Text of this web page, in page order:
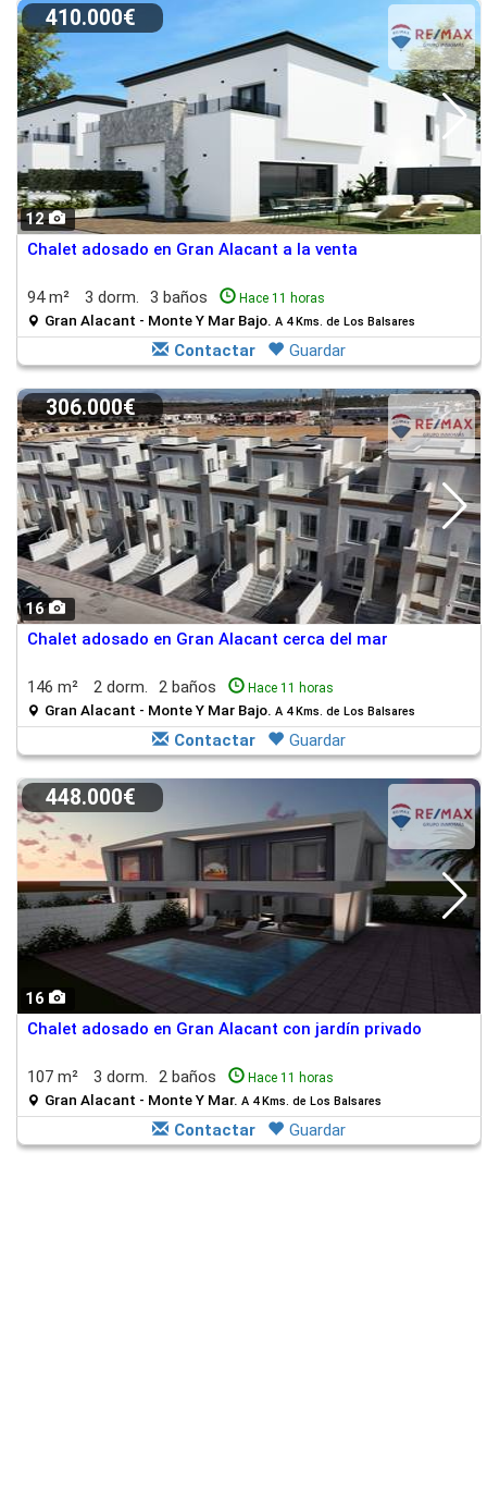
12
410.000€
Chalet adosado en Gran Alacant a la venta
94 m² 3 dorm. 3 baños Hace 11 horas
Gran Alacant - Monte Y Mar Bajo. A 4 Kms. de Los Balsares
Contactar Guardar
16
306.000€
Chalet adosado en Gran Alacant cerca del mar
146 m² 2 dorm. 2 baños Hace 11 horas
Gran Alacant - Monte Y Mar Bajo. A 4 Kms. de Los Balsares
Contactar Guardar
16
448.000€
Chalet adosado en Gran Alacant con jardín privado
107 m² 3 dorm. 2 baños Hace 11 horas
Gran Alacant - Monte Y Mar. A 4 Kms. de Los Balsares
Contactar Guardar